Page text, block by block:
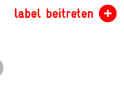
label beitreten